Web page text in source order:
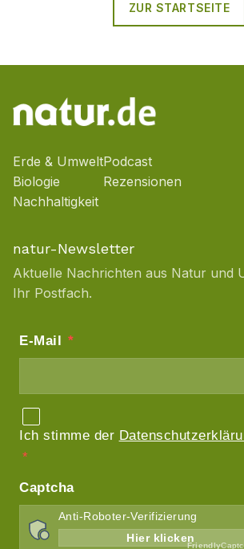
ZUR STARTSEITE
Erde & Umwelt
Biologie
Nachhaltigkeit
Podcast
Rezensionen
natur-Newsletter
Aktuelle Nachrichten aus Natur und
Ihr Postfach.